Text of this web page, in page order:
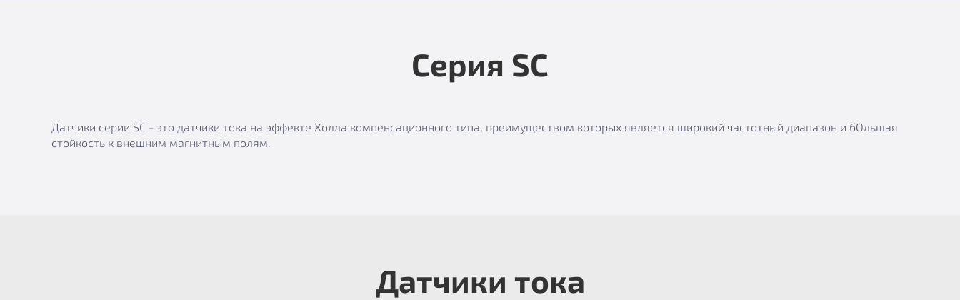
Серия SC
Датчики серии SC - это датчики тока на эффекте Холла компенсационного типа, преимуществом которых является широкий частотный диапазон и бОльшая
стойкость к внешним магнитным полям.
Датчики тока